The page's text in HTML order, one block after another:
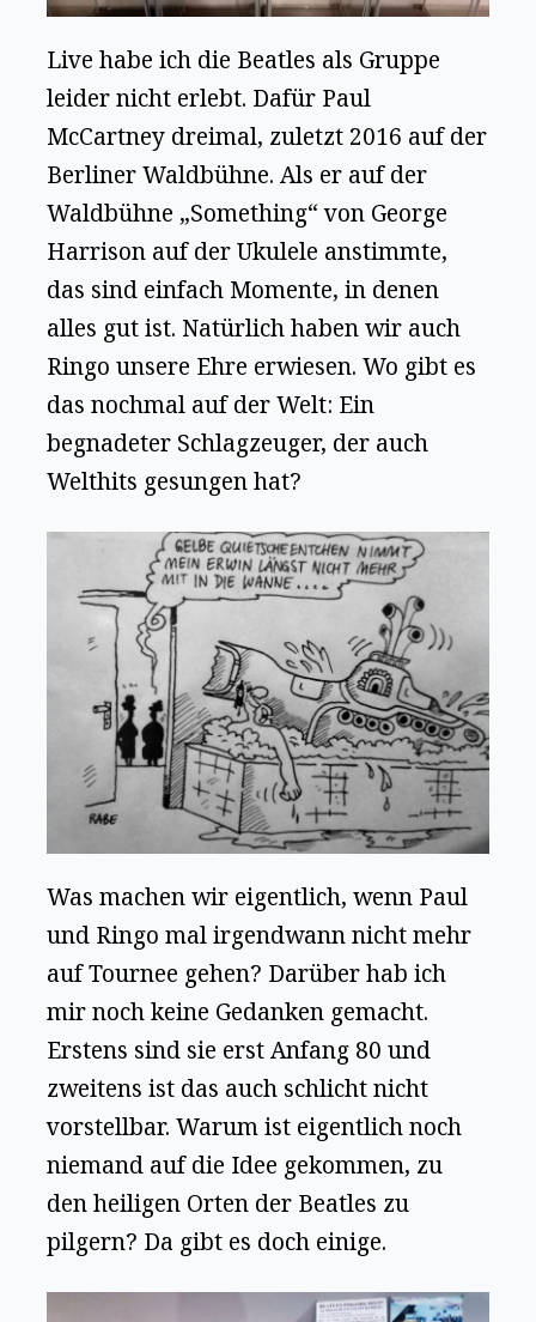
Live habe ich die Beatles als Gruppe
leider nicht erlebt. Dafür Paul
McCartney dreimal, zuletzt 2016 auf der
Berliner Waldbühne. Als er auf der
Waldbühne „Something“ von George
Harrison auf der Ukulele anstimmte,
das sind einfach Momente, in denen
alles gut ist. Natürlich haben wir auch
Ringo unsere Ehre erwiesen. Wo gibt es
das nochmal auf der Welt: Ein
begnadeter Schlagzeuger, der auch
Welthits gesungen hat?
Was machen wir eigentlich, wenn Paul
und Ringo mal irgendwann nicht mehr
auf Tournee gehen? Darüber hab ich
mir noch keine Gedanken gemacht.
Erstens sind sie erst Anfang 80 und
zweitens ist das auch schlicht nicht
vorstellbar. Warum ist eigentlich noch
niemand auf die Idee gekommen, zu
den heiligen Orten der Beatles zu
pilgern? Da gibt es doch einige.